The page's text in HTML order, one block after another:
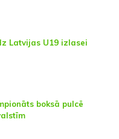
Latvijas U19 izlasei
boksā pulcē